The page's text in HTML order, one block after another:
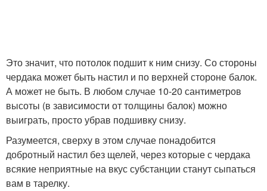
Это значит, что потолок подшит к ним снизу. Со стороны
чердака может быть настил и по верхней стороне балок.
А может не быть. В любом случае 10-20 сантиметров
высоты (в зависимости от толщины балок) можно
выиграть, просто убрав подшивку снизу.
Разумеется, сверху в этом случае понадобится
добротный настил без щелей, через которые с чердака
всякие неприятные на вкус субстанции станут сыпаться
вам в тарелку.